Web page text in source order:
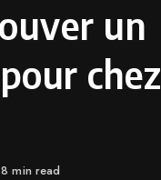
un
chez
8 min read